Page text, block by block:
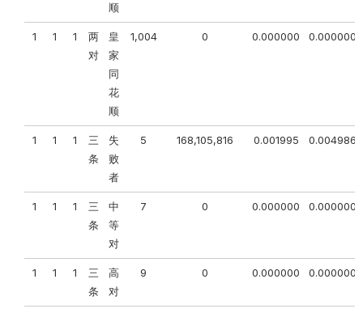
顺
1 1 1
两
对
皇
家
同
花
顺
1,004 0 0.000000 0.000000
1 1 1
三
条
失
败
者
5 168,105,816 0.001995 0.004986
1 1 1
三
条
中
等
对
7 0 0.000000 0.000000
1 1 1
三
条
高
对
9 0 0.000000 0.000000